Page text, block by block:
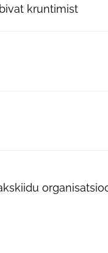
kruntimist